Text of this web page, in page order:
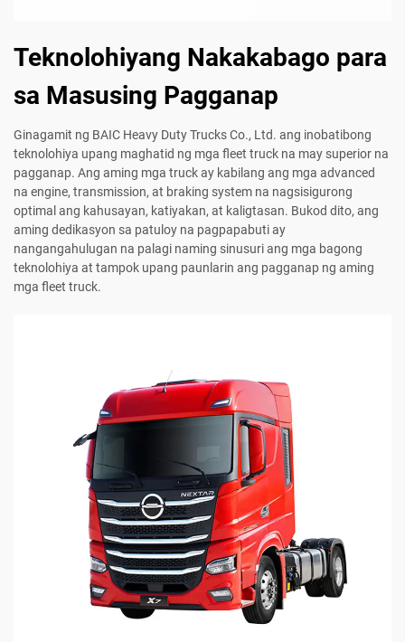
Teknolohiyang Nakakabago para
sa Masusing Pagganap
Ginagamit ng BAIC Heavy Duty Trucks Co., Ltd. ang inobatibong
teknolohiya upang maghatid ng mga fleet truck na may superior na
pagganap. Ang aming mga truck ay kabilang ang mga advanced
na engine, transmission, at braking system na nagsisigurong
optimal ang kahusayan, katiyakan, at kaligtasan. Bukod dito, ang
aming dedikasyon sa patuloy na pagpapabuti ay
nangangahulugan na palagi naming sinusuri ang mga bagong
teknolohiya at tampok upang paunlarin ang pagganap ng aming
mga fleet truck.